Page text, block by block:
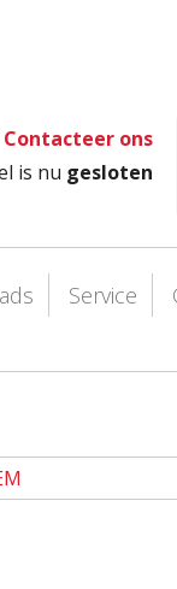
Contacteer ons
is nu gesloten
Service